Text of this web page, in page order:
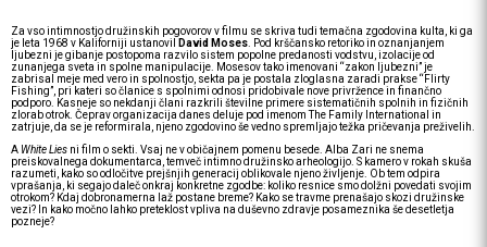
Za vso intimnostjo družinskih pogovorov v filmu se skriva tudi temačna zgodovina kulta, ki ga
je leta 1968 v Kaliforniji ustanovil
David Moses . Pod krščansko retoriko in oznanjanjem
ljubezni je gibanje postopoma razvilo sistem popolne predanosti vodstvu, izolacije od
zunanjega sveta in spolne manipulacije. Mosesov tako imenovani “zakon ljubezni” je
zabrisal meje med vero in spolnostjo, sekta pa je postala zloglasna zaradi prakse “Flirty
Fishing”, pri kateri so članice s spolnimi odnosi pridobivale nove privržence in finančno
podporo. Kasneje so nekdanji člani razkrili številne primere sistematičnih spolnih in fizičnih
zlorab otrok. Čeprav organizacija danes deluje pod imenom The Family International in
zatrjuje, da se je reformirala, njeno zgodovino še vedno spremljajo težka pričevanja preživelih.
A White Lies ni film o sekti. Vsaj ne v običajnem pomenu besede. Alba Zari ne snema
preiskovalnega dokumentarca, temveč intimno družinsko arheologijo. S kamero v rokah skuša
razumeti, kako so odločitve prejšnjih generacij oblikovale njeno življenje. Ob tem odpira
vprašanja, ki segajo daleč onkraj konkretne zgodbe: koliko resnice smo dolžni povedati svojim
otrokom? Kdaj dobronamerna laž postane breme? Kako se travme prenašajo skozi družinske
vezi? In kako močno lahko preteklost vpliva na duševno zdravje posameznika še desetletja
pozneje?